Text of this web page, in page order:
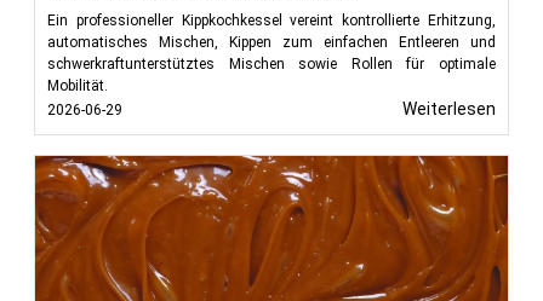
Ein professioneller Kippkochkessel vereint kontrollierte Erhitzung,
automatisches Mischen, Kippen zum einfachen Entleeren und
schwerkraftunterstütztes Mischen sowie Rollen für optimale
Mobilität.
2026-06-29
Weiterlesen